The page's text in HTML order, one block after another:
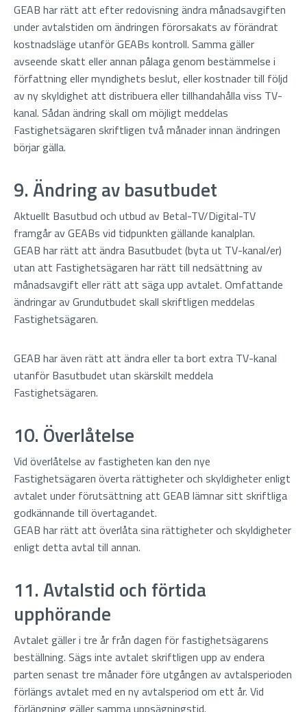
GEAB har rätt att efter redovisning ändra månadsavgiften
under avtalstiden om ändringen förorsakats av förändrat
kostnadsläge utanför GEABs kontroll. Samma gäller
avseende skatt eller annan pålaga genom bestämmelse i
författning eller myndighets beslut, eller kostnader till följd
av ny skyldighet att distribuera eller tillhandahålla viss TV-
kanal. Sådan ändring skall om möjligt meddelas
Fastighetsägaren skriftligen två månader innan ändringen
börjar gälla.
9. Ändring av basutbudet
Aktuellt Basutbud och utbud av Betal-TV/Digital-TV
framgår av GEABs vid tidpunkten gällande kanalplan.
GEAB har rätt att ändra Basutbudet (byta ut TV-kanal/er)
utan att Fastighetsägaren har rätt till nedsättning av
månadsavgift eller rätt att säga upp avtalet. Omfattande
ändringar av Grundutbudet skall skriftligen meddelas
Fastighetsägaren.
GEAB har även rätt att ändra eller ta bort extra TV-kanal
utanför Basutbudet utan skärskilt meddela
Fastighetsägaren.
10. Överlåtelse
Vid överlåtelse av fastigheten kan den nye
Fastighetsägaren överta rättigheter och skyldigheter enligt
avtalet under förutsättning att GEAB lämnar sitt skriftliga
godkännande till övertagandet.
GEAB har rätt att överlåta sina rättigheter och skyldigheter
enligt detta avtal till annan.
11. Avtalstid och förtida
upphörande
Avtalet gäller i tre år från dagen för fastighetsägarens
beställning. Sägs inte avtalet skriftligen upp av endera
parten senast tre månader före utgången av avtalsperioden
förlängs avtalet med en ny avtalsperiod om ett år. Vid